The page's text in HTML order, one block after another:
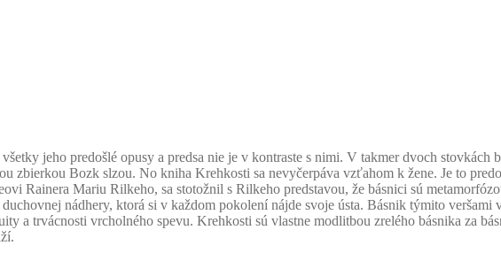
jeho predošlé opusy a predsa nie je v kontraste s nimi. V takmer dvoch
zbierkou Bozk slzou. No kniha Krehkosti sa nevyčerpáva vzťahom k žene. Je to
Rainera Mariu Rilkeho, sa stotožnil s Rilkeho predstavou, že básnici sú
nádhery, ktorá si v každom pokolení nájde svoje ústa. Básnik týmito
a trvácnosti vrcholného spevu. Krehkosti sú vlastne modlitbou zrelého básnika za